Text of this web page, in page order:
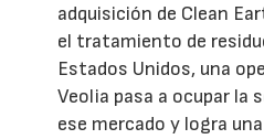
adquisición de Clean
el tratamiento de
Estados Unidos, una
Veolia pasa a ocupar la
ese mercado y logra